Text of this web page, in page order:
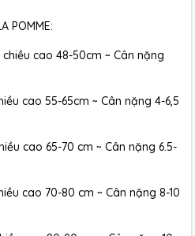
POMME:
cao 48-50cm ~ Cân nặng
cao 55-65cm ~ Cân nặng 4-6,5
cao 65-70 cm ~ Cân nặng 6.5-
cao 70-80 cm ~ Cân nặng 8-10